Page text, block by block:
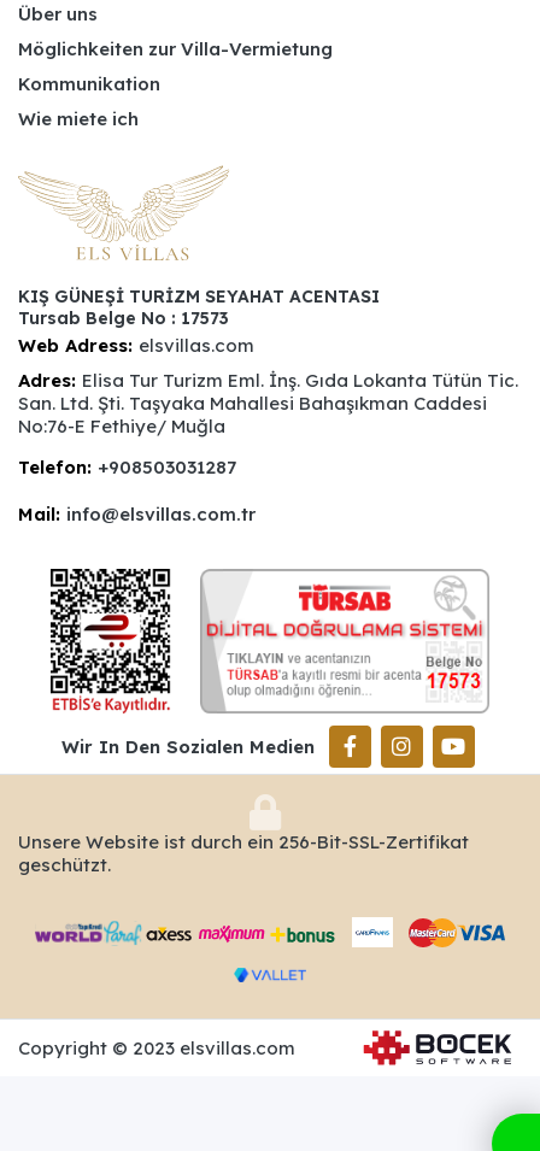
Über uns
Möglichkeiten zur Villa-Vermietung
Kommunikation
Wie miete ich
KIŞ GÜNEŞİ TURİZM SEYAHAT ACENTASI
Tursab Belge No : 17573
Web Adress: elsvillas.com
Adres: Elisa Tur Turizm Eml. İnş. Gıda Lokanta Tütün Tic.
San. Ltd. Şti. Taşyaka Mahallesi Bahaşıkman Caddesi
No:76-E Fethiye/ Muğla
Telefon: +908503031287
Mail: info@elsvillas.com.tr
Wir In Den Sozialen Medien
Unsere Website ist durch ein 256-Bit-SSL-Zertifikat
geschützt.
Copyright © 2023 elsvillas.com